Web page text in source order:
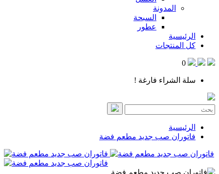
المدونة
السبحة
عطور
الرئيسية
كل المنتجات
0
سلة الشراء فارغة !
الرئيسية
فاتوران صب جديد مطعم فضة